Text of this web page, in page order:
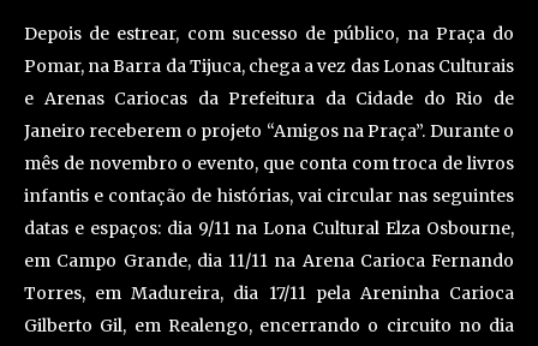
Depois de estrear, com sucesso de público, na Praça do
Pomar, na Barra da Tijuca, chega a vez das Lonas Culturais
e Arenas Cariocas da Prefeitura da Cidade do Rio de
Janeiro receberem o projeto “Amigos na Praça”. Durante o
mês de novembro o evento, que conta com troca de livros
infantis e contação de histórias, vai circular nas seguintes
datas e espaços: dia 9/11 na Lona Cultural Elza Osbourne,
em Campo Grande, dia 11/11 na Arena Carioca Fernando
Torres, em Madureira, dia 17/11 pela Areninha Carioca
Gilberto Gil, em Realengo, encerrando o circuito no dia